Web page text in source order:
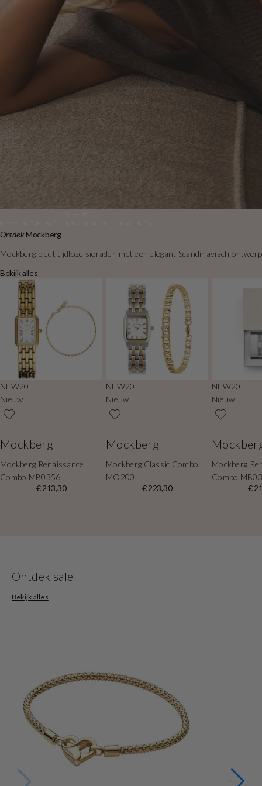
OntdekMockberg
Mockberg biedt tijdloze sieraden met een elegant Scandinavisch
Bekijk alles
NEW20
Nieuw
Mockberg
Mockberg Renaissance
Combo MB0356
€ 213,30
NEW20
Nieuw
Mockberg
Mockberg Classic Combo
MO200
€ 223,30
NEW20
Nieuw
Mockberg
Combo
€
Ontdek sale
Bekijk alles